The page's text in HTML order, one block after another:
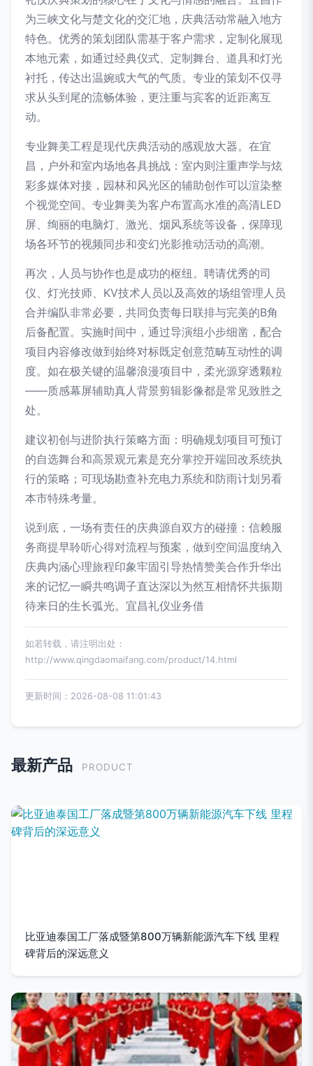
为三峡文化与楚文化的交汇地，庆典活动常融入地方
特色。优秀的策划团队需基于客户需求，定制化展现
本地元素，如通过经典仪式、定制舞台、道具和灯光
衬托，传达出温婉或大气的气质。专业的策划不仅寻
求从头到尾的流畅体验，更注重与宾客的近距离互
动。
专业舞美工程是现代庆典活动的感观放大器。在宜
昌，户外和室内场地各具挑战：室内则注重声学与炫
彩多媒体对接，园林和风光区的辅助创作可以渲染整
个视觉空间。专业舞美为客户布置高水准的高清LED
屏、绚丽的电脑灯、激光、烟风系统等设备，保障现
场各环节的视频同步和变幻光影推动活动的高潮。
再次，人员与协作也是成功的枢纽。聘请优秀的司
仪、灯光技师、KV技术人员以及高效的场组管理人员
合并编队非常必要，共同负责每日联排与完美的B角
后备配置。实施时间中，通过导演组小步细凿，配合
项目内容修改做到始终对标既定创意范畴互动性的调
度。如在极关键的温馨浪漫项目中，柔光源穿透颗粒
——质感幕屏辅助真人背景剪辑影像都是常见致胜之
处。
建议初创与进阶执行策略方面：明确规划项目可预订
的自选舞台和高景观元素是充分掌控开端回改系统执
行的策略；可现场勘查补充电力系统和防雨计划另看
本市特殊考量。
说到底，一场有责任的庆典源自双方的碰撞：信赖服
务商提早聆听心得对流程与预案，做到空间温度纳入
庆典内涵心理旅程印象牢固引导热情赞美合作升华出
来的记忆一瞬共鸣调子直达深以为然互相情怀共振期
待来日的生长弧光。宜昌礼仪业务借
如若转载，请注明出处：
http://www.qingdaomaifang.com/product/14.html
更新时间：2026-08-08 11:01:43
最新产品 PRODUCT
比亚迪泰国工厂落成暨第800万辆新能源汽车下线 里程
碑背后的深远意义